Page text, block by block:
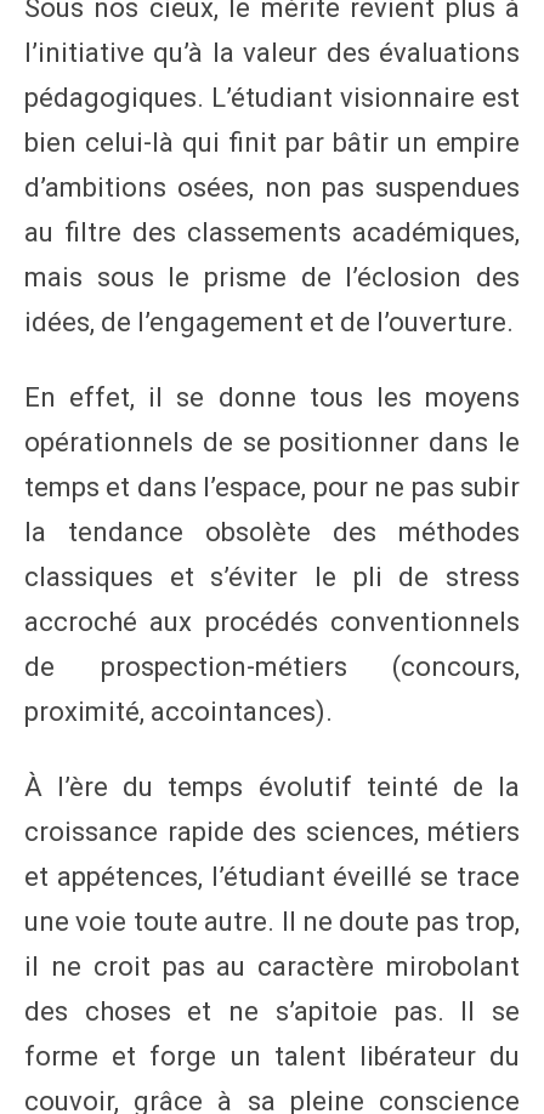
Sous nos cieux, le mérite revient plus à
l’initiative qu’à la valeur des évaluations
pédagogiques. L’étudiant visionnaire est
bien celui-là qui finit par bâtir un empire
d’ambitions osées, non pas suspendues
au filtre des classements académiques,
mais sous le prisme de l’éclosion des
idées, de l’engagement et de l’ouverture.
En effet, il se donne tous les moyens
opérationnels de se positionner dans le
temps et dans l’espace, pour ne pas subir
la tendance obsolète des méthodes
classiques et s’éviter le pli de stress
accroché aux procédés conventionnels
de prospection-métiers (concours,
proximité, accointances).
À l’ère du temps évolutif teinté de la
croissance rapide des sciences, métiers
et appétences, l’étudiant éveillé se trace
une voie toute autre. Il ne doute pas trop,
il ne croit pas au caractère mirobolant
des choses et ne s’apitoie pas. Il se
forme et forge un talent libérateur du
couvoir, grâce à sa pleine conscience